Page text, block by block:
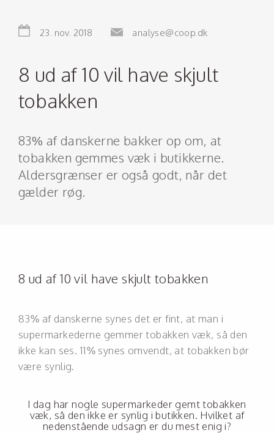
23. nov. 2018 analyse@coop.dk
8 ud af 10 vil have skjult
tobakken
83% af danskerne bakker op om, at
tobakken gemmes væk i butikkerne.
Aldersgrænser er også godt, når det
gælder røg.
8 ud af 10 vil have skjult tobakken
83% af danskerne synes det er fint, at man i
supermarkederne gemmer tobakken væk, så den
ikke kan ses. 11% synes omvendt, at tobakken bør
være synlig.
I dag har nogle supermarkeder gemt tobakken
væk, så den ikke er synlig i butikken. Hvilket af
nedenstående udsagn er du mest enig i?